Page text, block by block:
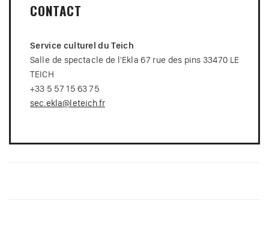
CONTACT
Service culturel du Teich
Salle de spectacle de l'Ekla 67 rue des pins 33470 LE
TEICH
+33 5 57 15 63 75
sec.ekla@leteich.fr